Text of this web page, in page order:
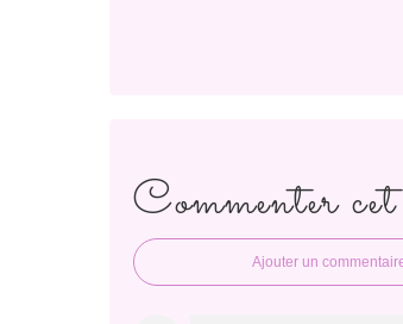
Commenter
Ajouter un